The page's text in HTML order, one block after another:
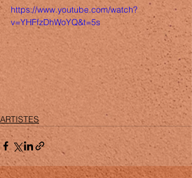
https://www.youtube.com/watch?
v=YHFfzDhWoYQ&t=5s
ARTISTES